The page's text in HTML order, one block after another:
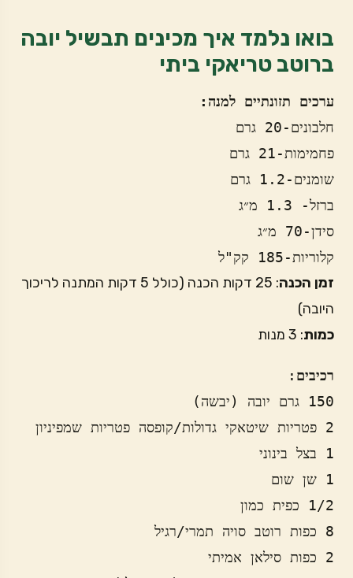
בואו נלמד איך מכינים תבשיל יובה
ברוטב טריאקי ביתי
ערכים תזונתיים למנה:
חלבונים-20 גרם
פחמימות-21 גרם
שומנים-1.2 גרם
ברזל- 1.3 מ״ג
סידן-70 מ״ג
קלוריות-185 קק"ל
זמן הכנה
: 25 דקות הכנה (כולל 5 דקות המתנה לריכוך
היובה)
כמות: 3 מנות
רכיבים